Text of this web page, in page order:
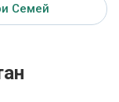
Семей